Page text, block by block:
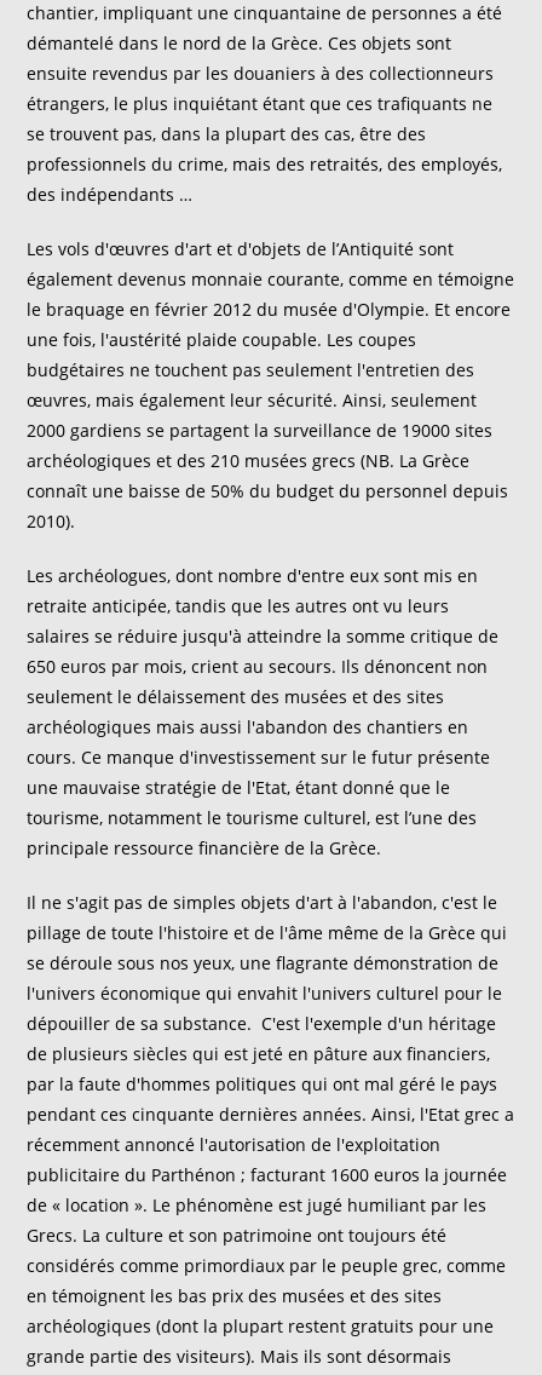
chantier, impliquant une cinquantaine de personnes a été
démantelé dans le nord de la Grèce. Ces objets sont
ensuite revendus par les douaniers à des collectionneurs
étrangers, le plus inquiétant étant que ces trafiquants ne
se trouvent pas, dans la plupart des cas, être des
professionnels du crime, mais des retraités, des employés,
des indépendants …
Les vols d'œuvres d'art et d'objets de l’Antiquité sont
également devenus monnaie courante, comme en témoigne
le braquage en février 2012 du musée d'Olympie. Et encore
une fois, l'austérité plaide coupable. Les coupes
budgétaires ne touchent pas seulement l'entretien des
œuvres, mais également leur sécurité. Ainsi, seulement
2000 gardiens se partagent la surveillance de 19000 sites
archéologiques et des 210 musées grecs (NB. La Grèce
connaît une baisse de 50% du budget du personnel depuis
2010).
Les archéologues, dont nombre d'entre eux sont mis en
retraite anticipée, tandis que les autres ont vu leurs
salaires se réduire jusqu'à atteindre la somme critique de
650 euros par mois, crient au secours. Ils dénoncent non
seulement le délaissement des musées et des sites
archéologiques mais aussi l'abandon des chantiers en
cours. Ce manque d'investissement sur le futur présente
une mauvaise stratégie de l'Etat, étant donné que le
tourisme, notamment le tourisme culturel, est l’une des
principale ressource financière de la Grèce.
Il ne s'agit pas de simples objets d'art à l'abandon, c'est le
pillage de toute l'histoire et de l'âme même de la Grèce qui
se déroule sous nos yeux, une flagrante démonstration de
l'univers économique qui envahit l'univers culturel pour le
dépouiller de sa substance. C'est l'exemple d'un héritage
de plusieurs siècles qui est jeté en pâture aux financiers,
par la faute d'hommes politiques qui ont mal géré le pays
pendant ces cinquante dernières années. Ainsi, l'Etat grec a
récemment annoncé l'autorisation de l'exploitation
publicitaire du Parthénon ; facturant 1600 euros la journée
de « location ». Le phénomène est jugé humiliant par les
Grecs. La culture et son patrimoine ont toujours été
considérés comme primordiaux par le peuple grec, comme
en témoignent les bas prix des musées et des sites
archéologiques (dont la plupart restent gratuits pour une
grande partie des visiteurs). Mais ils sont désormais